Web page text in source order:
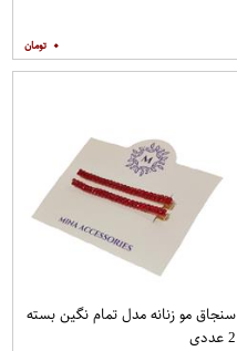
۰
سنجاق مو زنانه مدل تمام نگین بسته
2 عددی